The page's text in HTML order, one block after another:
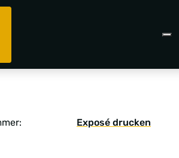
Exposé drucken